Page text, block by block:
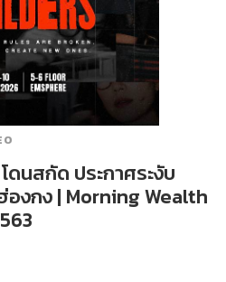
นสกัด ประกาศระงับ
องกง | Morning Wealth